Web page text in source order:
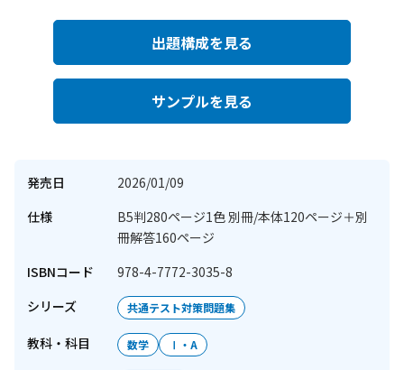
出題構成を見る
サンプルを見る
発売日
2026/01/09
仕様
B5判280ページ1色 別冊/本体120ページ＋別
冊解答160ページ
ISBNコード
978-4-7772-3035-8
シリーズ
共通テスト対策問題集
教科・科目 数学 Ⅰ・A